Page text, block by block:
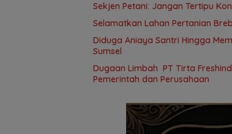
Sekjen Petani: Jangan Tertipu
Selamatkan Lahan Pertanian
Diduga Aniaya Santri Hingga
Sumsel
Dugaan Limbah PT Tirta
Pemerintah dan Perusahaan